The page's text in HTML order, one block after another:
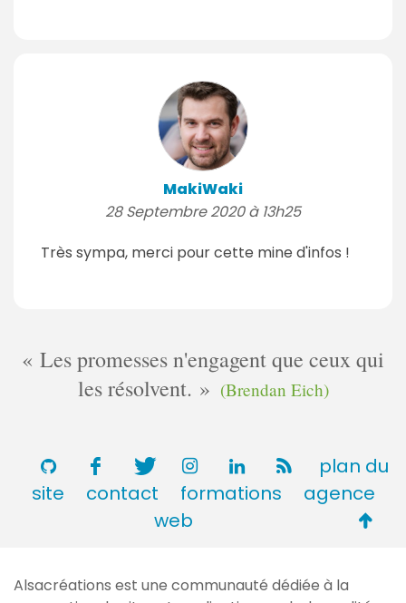
MakiWaki
28 Septembre 2020 à 13h25
Très sympa, merci pour cette mine d'infos !
Les promesses n'engagent que ceux qui
les résolvent.
(Brendan Eich)
plan du
site
contact formations
agence
web
Alsacréations est une communauté dédiée à la